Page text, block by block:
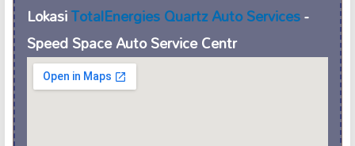
LokasiTotalEnergies Quartz Auto Services-
Speed Space Auto Service Centr